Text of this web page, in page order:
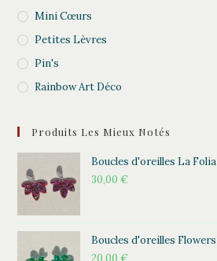
Mini Cœurs
Petites Lèvres
Pin's
Rainbow Art Déco
Produits Les Mieux Notés
Boucles d'oreilles La Folia
30,00€
Boucles d'oreilles Flowers
20,00€